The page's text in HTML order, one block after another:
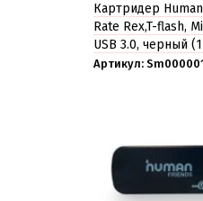
Картридер
Rate Rex,T-flash,
USB 3.0, черный
Артикул: